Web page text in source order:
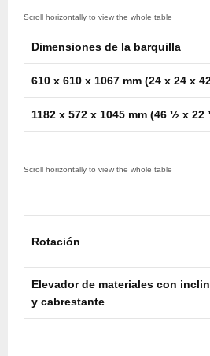
Dimensiones de la barquilla
610 x 610 x 1067 mm (24 x 24 x
1182 x 572 x 1045 mm (46 ½ x
Rotación
Elevador de materiales con
y cabrestante